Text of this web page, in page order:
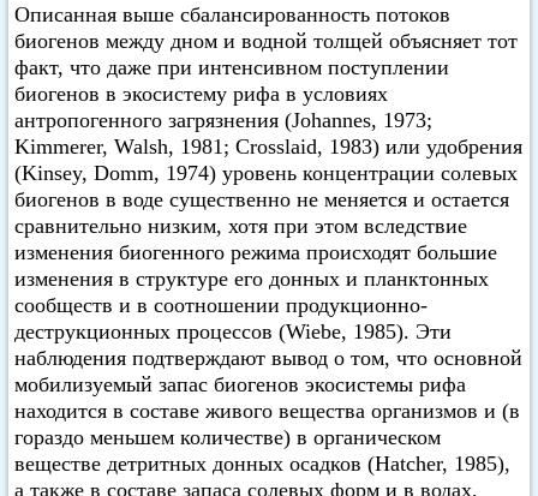
Описанная выше сбалансированность потоков
биогенов между дном и водной толщей объясняет тот
факт, что даже при интенсивном поступлении
биогенов в экосистему рифа в условиях
антропогенного загрязнения (Johannes, 1973;
Kimmerer, Walsh, 1981; Crosslaid, 1983) или удобрения
(Kinsey, Domm, 1974) уровень концентрации солевых
биогенов в воде существенно не меняется и остается
сравнительно низким, хотя при этом вследствие
изменения биогенного режима происходят большие
изменения в структуре его донных и планктонных
сообществ и в соотношении продукционно-
деструкционных процессов (Wiebe, 1985). Эти
наблюдения подтверждают вывод о том, что основной
мобилизуемый запас биогенов экосистемы рифа
находится в составе живого вещества организмов и (в
гораздо меньшем количестве) в органическом
веществе детритных донных осадков (Hatcher, 1985),
а также в составе запаса солевых форм и в водах,